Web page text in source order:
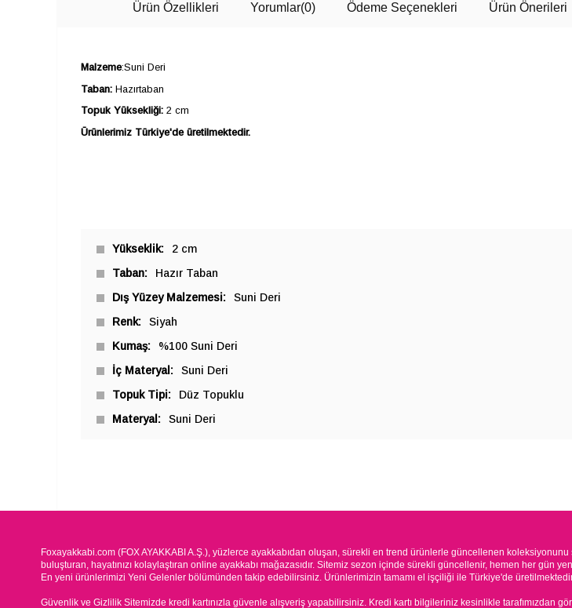
Ürün Özellikleri Yorumlar(0) Ödeme Seçenekleri Ürün Önerileri
Malzeme:Suni Deri
Taban: Hazırtaban
Topuk Yüksekliği: 2 cm
Ürünlerimiz Türkiye'de üretilmektedir.
Yükseklik
2 cm
Taban
Hazır Taban
Dış Yüzey Malzemesi
Suni Deri
Renk
Siyah
Kumaş
%100 Suni Deri
İç Materyal
Suni Deri
Topuk Tipi
Düz Topuklu
Materyal
Suni Deri
Foxayakkabi.com (FOX AYAKKABI A.Ş.), yüzlerce ayakkabıdan oluşan, sürekli en trend ürünlerle güncellenen koleksiyonunu
buluşturan, hayatınızı kolaylaştıran online ayakkabı mağazasıdır. Sitemiz sezon içinde sürekli güncellenir, hemen her gün
En yeni ürünlerimizi Yeni Gelenler bölümünden takip edebilirsiniz. Ürünlerimizin tamamı el işçiliği ile Türkiye'de
Güvenlik ve Gizlilik Sitemizde kredi kartınızla güvenle alışveriş yapabilirsiniz. Kredi kartı bilgileriniz kesinlikle tarafımızdan